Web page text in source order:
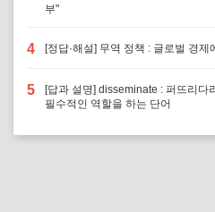
부"
4 [정답·해설] 무역 정책 : 글로벌 경제
5
[답과 설명] disseminate : 퍼뜨리다
필수적인 역할을 하는 단어